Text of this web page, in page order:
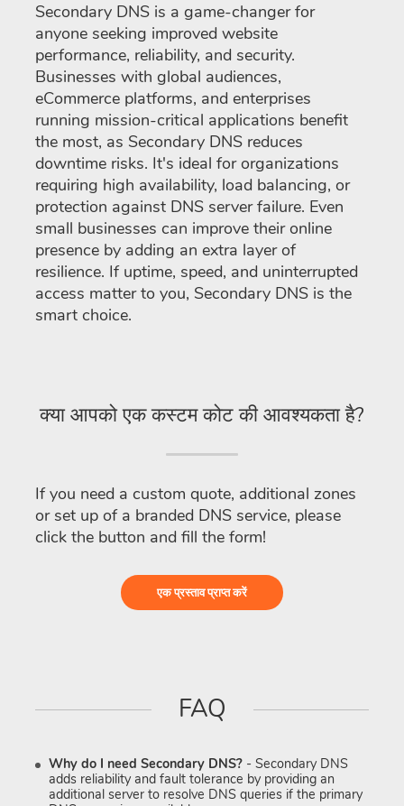
Secondary DNS is a game-changer for
anyone seeking improved website
performance, reliability, and security.
Businesses with global audiences,
eCommerce platforms, and enterprises
running mission-critical applications benefit
the most, as Secondary DNS reduces
downtime risks. It's ideal for organizations
requiring high availability, load balancing, or
protection against DNS server failure. Even
small businesses can improve their online
presence by adding an extra layer of
resilience. If uptime, speed, and uninterrupted
access matter to you, Secondary DNS is the
smart choice.
क्या आपको एक कस्टम कोट की आवश्यकता है?
If you need a custom quote, additional zones
or set up of a branded DNS service, please
click the button and fill the form!
एक प्रस्ताव प्राप्त करें
FAQ
Why do I need Secondary DNS? - Secondary DNS
adds reliability and fault tolerance by providing an
additional server to resolve DNS queries if the primary